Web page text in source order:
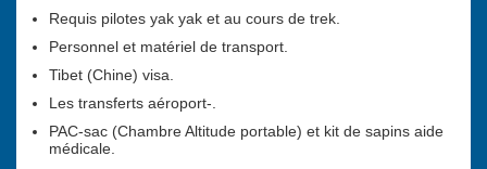
Requis pilotes yak yak et au cours de trek.
Personnel et matériel de transport.
Tibet (Chine) visa.
Les transferts aéroport-.
PAC-sac (Chambre Altitude portable) et kit de sapins aide
médicale.